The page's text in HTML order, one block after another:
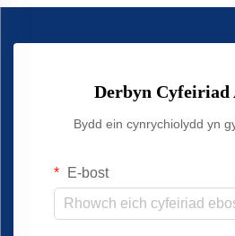
Derbyn Cyfeiriad
Bydd ein cynrychiolydd yn
E-bost